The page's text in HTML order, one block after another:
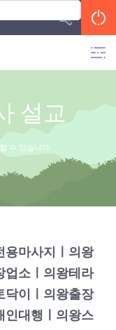
설교
수 있습니다.
용마사지ㅣ의왕
업소ㅣ의왕테라
닥이ㅣ의왕출장
인대행ㅣ의왕스